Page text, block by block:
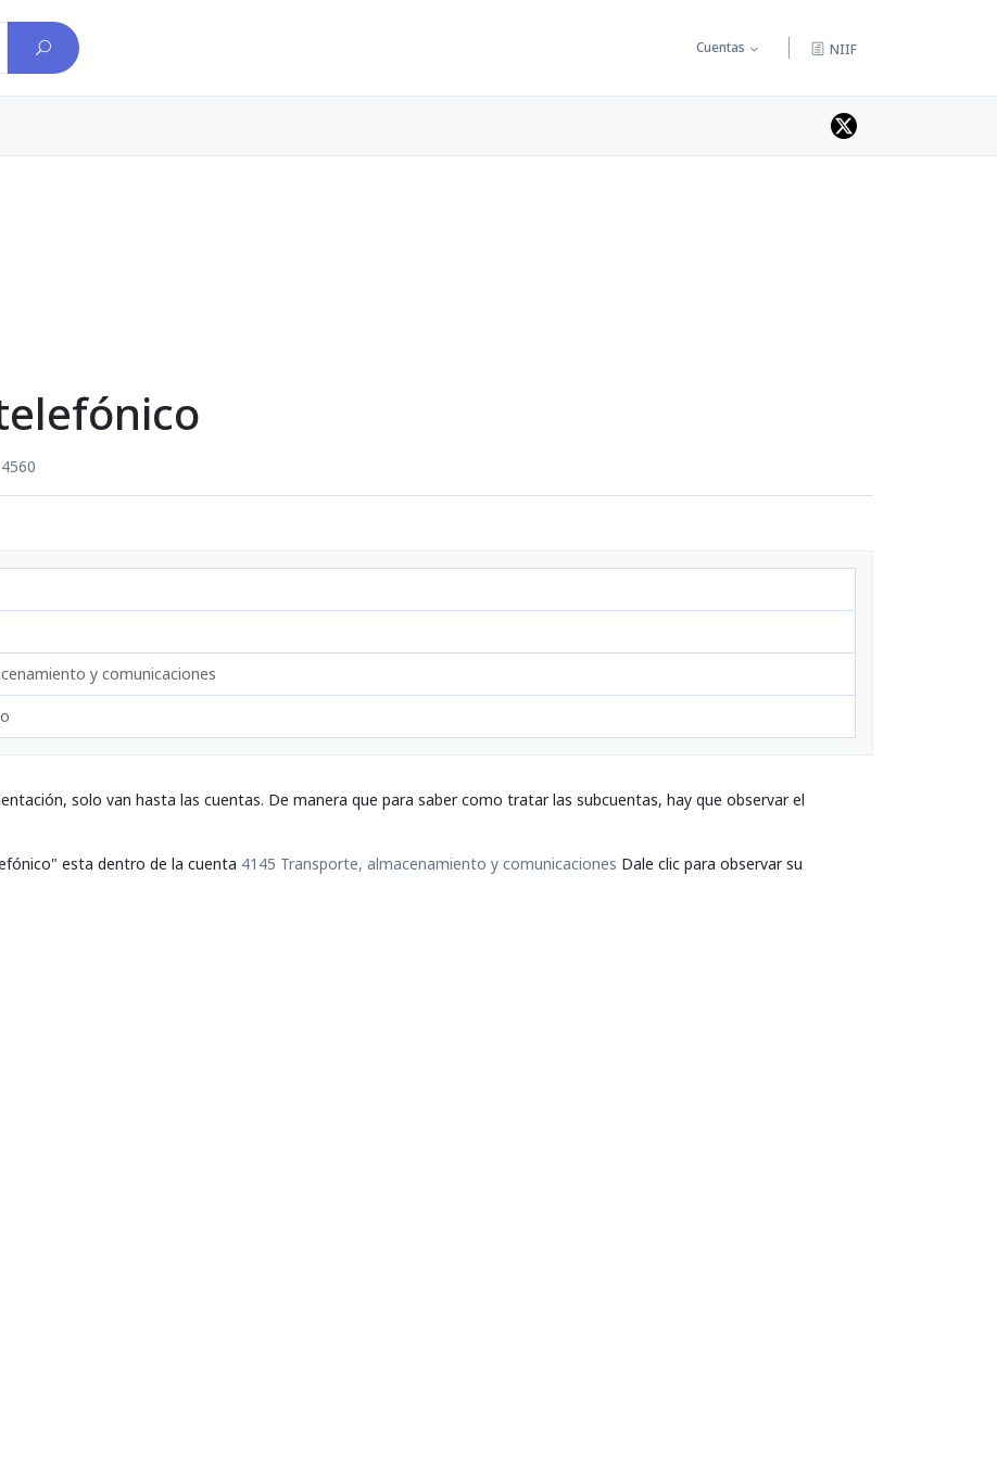
Cuentas NIIF
y comunicaciones
solo van hasta las cuentas. De manera que para saber como tratar las subcuentas, hay que observar el
esta dentro de la cuenta 4145 Transporte, almacenamiento y comunicaciones Dale clic para observar su